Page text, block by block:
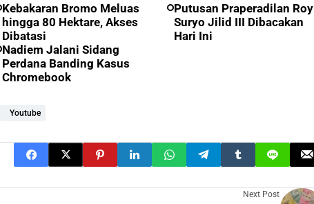
Kebakaran Bromo Meluas
hingga 80 Hektare, Akses
Dibatasi
Putusan Praperadilan Roy
Suryo Jilid III Dibacakan
Hari Ini
Nadiem Jalani Sidang
Perdana Banding Kasus
Chromebook
Youtube
Next Post